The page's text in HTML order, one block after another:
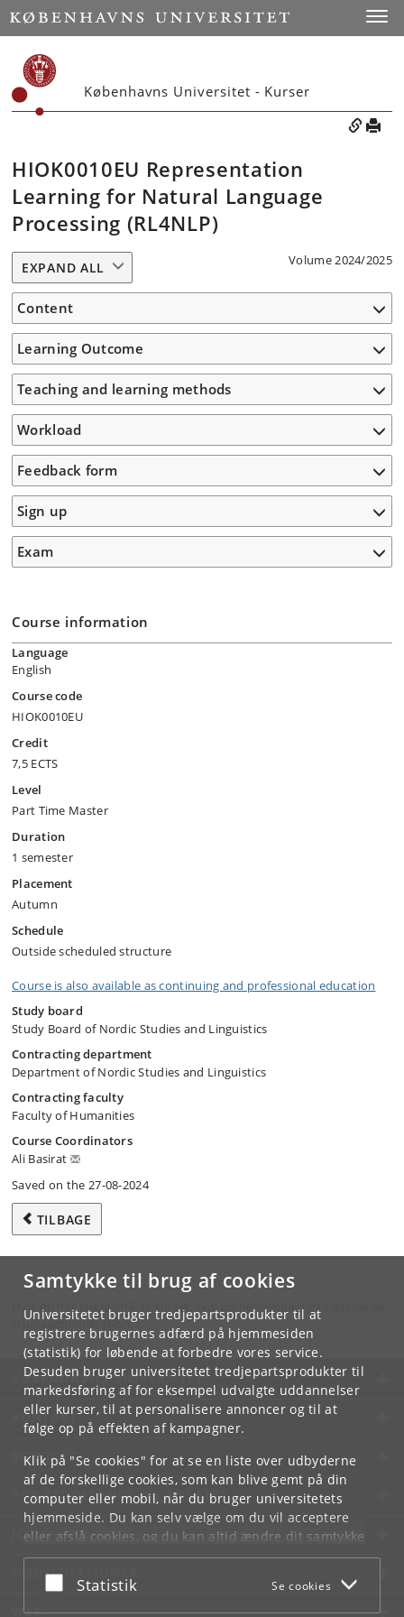
Samtykke til brug af cookies
Universitetet bruger tredjepartsprodukter til at
registrere brugernes adfærd på hjemmesiden
(statistik) for løbende at forbedre vores service.
Desuden bruger universitetet tredjepartsprodukter til
markedsføring af for eksempel udvalgte uddannelser
eller kurser, til at personalisere annoncer og til at
følge op på effekten af kampagner.
Klik på "Se cookies" for at se en liste over udbyderne
af de forskellige cookies, som kan blive gemt på din
computer eller mobil, når du bruger universitetets
hjemmeside. Du kan selv vælge om du vil acceptere
eller afslå cookies, og du kan altid ændre dit samtykke
underCookie- og privatlivspolitiksom du finder i
bunden af hver side.
Acceptér eller afslå
Statistik Se cookies
Københavns Universitet - Kurser
HIOK0010EU Representation
Learning for Natural Language
Processing (RL4NLP)
Volume 2024/2025
EXPAND ALL
Content
Learning Outcome
Teaching and learning methods
Workload
Feedback form
Sign up
Exam
Course information
Language
English
Course code
HIOK0010EU
Credit
7,5 ECTS
Level
Part Time Master
Duration
1 semester
Placement
Autumn
Schedule
Outside scheduled structure
Course is also available as continuing and professional education
Study board
Study Board of Nordic Studies and Linguistics
Contracting department
Department of Nordic Studies and Linguistics
Contracting faculty
Faculty of Humanities
Course Coordinators
Ali Basirat
Saved on the 27-08-2024
TILBAGE
Hvis du har spørgsmål til kurset, skal du henvende dig til din lokale
studieadministration.
KØBENHAVNS UNIVERSITET
KONTAKT
SERVICES
FOR STUDERENDE OG ANSATTE
JOB OG KARRIERE
NØDSITUATIONER
WEB